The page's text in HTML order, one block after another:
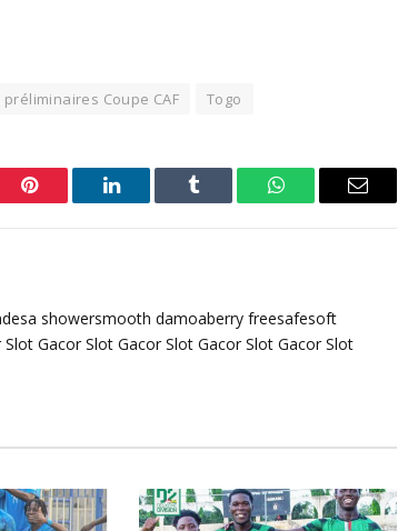
préliminaires Coupe CAF Togo
Pinterest LinkedIn Tumblr WhatsAppEmail
showersmooth damoaberry freesafesoft
Slot Gacor Slot Gacor Slot Gacor Slot Gacor Slot